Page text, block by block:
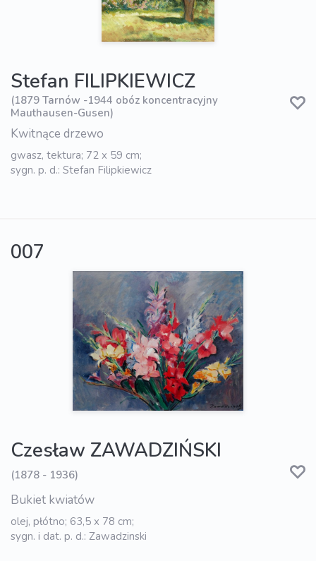
Stefan FILIPKIEWICZ
(1879 Tarnów -1944 obóz koncentracyjny
Mauthausen-Gusen)
Kwitnące drzewo
gwasz, tektura; 72 x 59 cm;
sygn. p. d.: Stefan Filipkiewicz
007
Czesław ZAWADZIŃSKI
(1878 - 1936)
Bukiet kwiatów
olej, płótno; 63,5 x 78 cm;
sygn. i dat. p. d.: Zawadzinski